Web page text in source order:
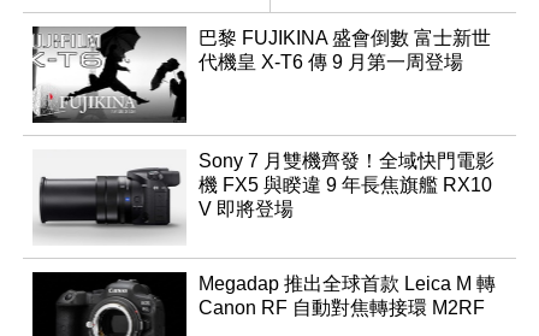
領銜換裝
巴黎 FUJIKINA 盛會倒數 富士新世
代機皇 X-T6 傳 9 月第一周登場
Sony 7 月雙機齊發！全域快門電影
機 FX5 與睽違 9 年長焦旗艦 RX10
V 即將登場
Megadap 推出全球首款 Leica M 轉
Canon RF 自動對焦轉接環 M2RF